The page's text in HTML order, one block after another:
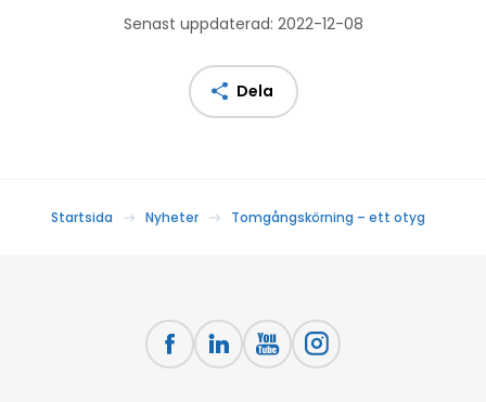
Senast uppdaterad: 2022-12-08
Dela
Startsida Nyheter Tomgångskörning – ett otyg